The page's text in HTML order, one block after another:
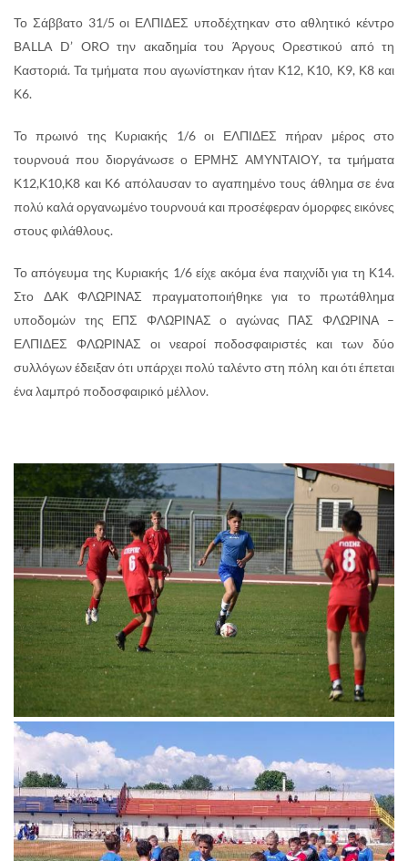
Το Σάββατο 31/5 οι ΕΛΠΙΔΕΣ υποδέχτηκαν στο αθλητικό κέντρο
BALLA D’ ORO την ακαδημία του Άργους Ορεστικού από τη
Καστοριά. Τα τμήματα που αγωνίστηκαν ήταν Κ12, Κ10, Κ9, Κ8 και
Κ6.
Το πρωινό της Κυριακής 1/6 οι ΕΛΠΙΔΕΣ πήραν μέρος στο
τουρνουά που διοργάνωσε ο ΕΡΜΗΣ ΑΜΥΝΤΑΙΟΥ, τα τμήματα
Κ12,Κ10,Κ8 και Κ6 απόλαυσαν το αγαπημένο τους άθλημα σε ένα
πολύ καλά οργανωμένο τουρνουά και προσέφεραν όμορφες εικόνες
στους φιλάθλους.
Το απόγευμα της Κυριακής 1/6 είχε ακόμα ένα παιχνίδι για τη Κ14.
Στο ΔΑΚ ΦΛΩΡΙΝΑΣ πραγματοποιήθηκε για το πρωτάθλημα
υποδομών της ΕΠΣ ΦΛΩΡΙΝΑΣ ο αγώνας ΠΑΣ ΦΛΩΡΙΝΑ –
ΕΛΠΙΔΕΣ ΦΛΩΡΙΝΑΣ οι νεαροί ποδοσφαιριστές και των δύο
συλλόγων έδειξαν ότι υπάρχει πολύ ταλέντο στη πόλη και ότι έπεται
ένα λαμπρό ποδοσφαιρικό μέλλον.